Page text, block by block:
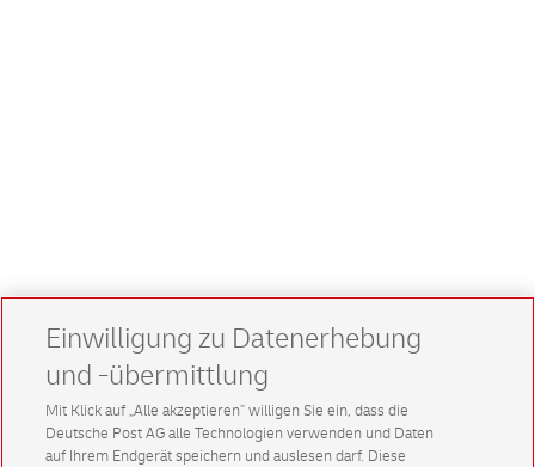
Einwilligung zu Datenerhebung
und -übermittlung
Mit Klick auf „Alle akzeptieren” willigen Sie ein, dass die
Deutsche Post AG alle Technologien verwenden und Daten
auf Ihrem Endgerät speichern und auslesen darf. Diese